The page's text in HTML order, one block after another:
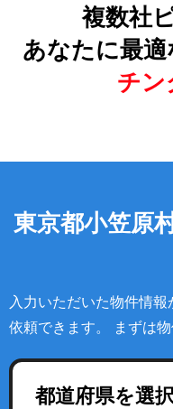
複数社
あなたに最適
チン
東京都小笠原
入力いただいた物件情
依頼できます。 まずは
都道府県を選